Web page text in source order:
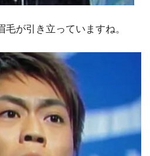
が引き立っていますね。